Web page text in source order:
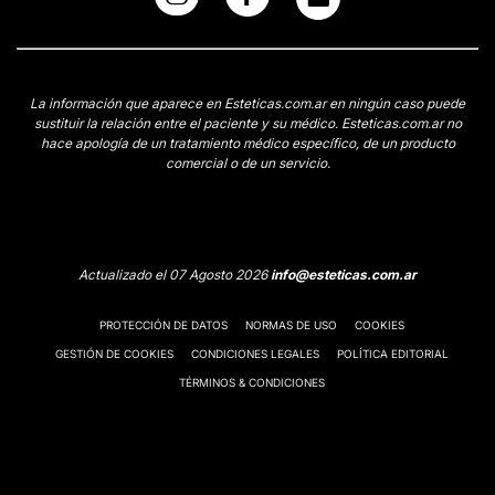
La información que aparece en Esteticas.com.ar en ningún caso puede
sustituir la relación entre el paciente y su médico. Esteticas.com.ar no
hace apología de un tratamiento médico específico, de un producto
comercial o de un servicio.
Actualizado el 07 Agosto 2026info@esteticas.com.ar
PROTECCIÓN DE DATOS NORMAS DE USO COOKIES
GESTIÓN DE COOKIES CONDICIONES LEGALES POLÍTICA EDITORIAL
TÉRMINOS & CONDICIONES